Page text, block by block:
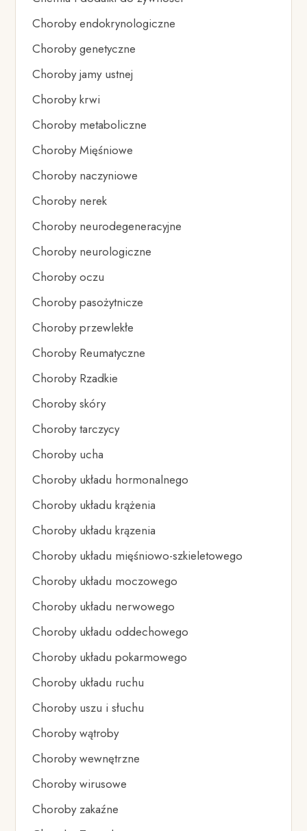
Choroby endokrynologiczne
Choroby genetyczne
Choroby jamy ustnej
Choroby krwi
Choroby metaboliczne
Choroby Mięśniowe
Choroby naczyniowe
Choroby nerek
Choroby neurodegeneracyjne
Choroby neurologiczne
Choroby oczu
Choroby pasożytnicze
Choroby przewlekłe
Choroby Reumatyczne
Choroby Rzadkie
Choroby skóry
Choroby tarczycy
Choroby ucha
Choroby układu hormonalnego
Choroby układu krążenia
Choroby układu krązenia
Choroby układu mięśniowo-szkieletowego
Choroby układu moczowego
Choroby układu nerwowego
Choroby układu oddechowego
Choroby układu pokarmowego
Choroby układu ruchu
Choroby uszu i słuchu
Choroby wątroby
Choroby wewnętrzne
Choroby wirusowe
Choroby zakaźne